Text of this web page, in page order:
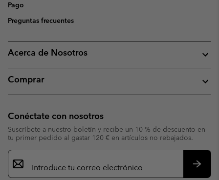
Pago
Preguntas frecuentes
Acerca de Nosotros
Comprar
Conéctate con nosotros
Suscríbete a nuestro boletín y recibe un 10 % de descuento en
tu primer pedido al gastar 120 € en artículos no rebajados.
Suscripción
de
correo